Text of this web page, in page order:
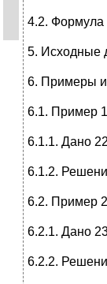
4.2.
5. Исходные
6. Примеры
6.1. Пример
6.1.1. Дано 22
6.1.2.
6.2. Пример
6.2.1. Дано
6.2.2.